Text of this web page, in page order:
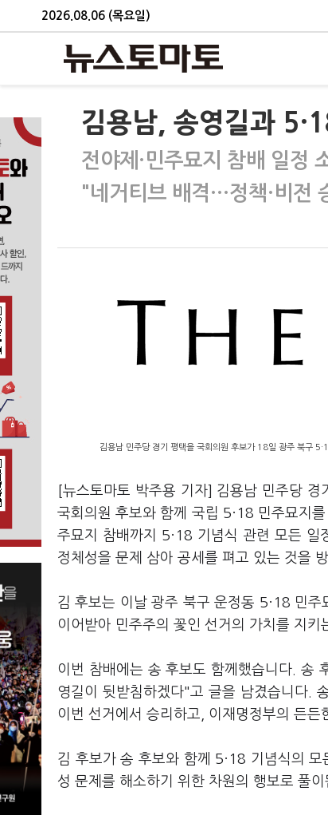
2026.08.06 (목요일)
김용남, 송영길과
전야제·민주묘지 참배 일정
"네거티브 배격…정책·비전
김용남 민주당 경기 평택을 국회의원 후보가 18일 광주 북구
[뉴스토마토 박주용 기자] 김용남 민주당
국회의원 후보와 함께 국립 5·18 민주묘지
주묘지 참배까지 5·18 기념식 관련 모든 일
정체성을 문제 삼아 공세를 펴고 있는 것을
김 후보는 이날 광주 북구 운정동 5·18 민
이어받아 민주주의 꽃인 선거의 가치를 지
이번 참배에는 송 후보도 함께했습니다. 송
영길이 뒷받침하겠다"고 글을 남겼습니다.
이번 선거에서 승리하고, 이재명정부의 든
김 후보가 송 후보와 함께 5·18 기념식의
성 문제를 해소하기 위한 차원의 행보로 풀이